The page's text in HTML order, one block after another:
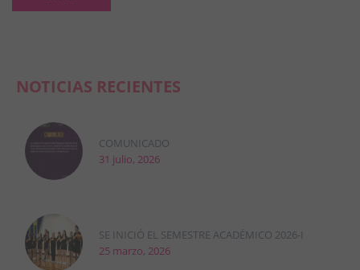
NOTICIAS RECIENTES
COMUNICADO
31 julio, 2026
SE INICIÓ EL SEMESTRE ACADÉMICO 2026-I
25 marzo, 2026